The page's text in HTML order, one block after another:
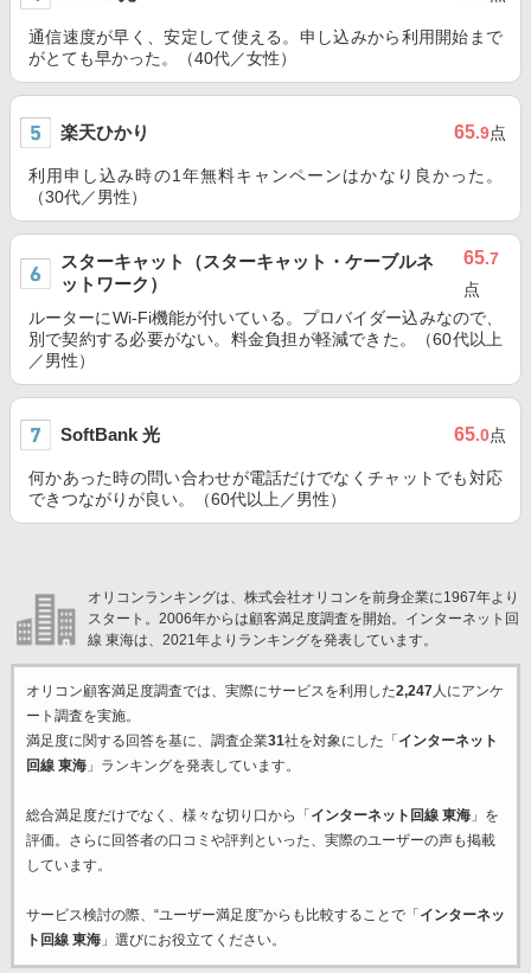
通信速度が早く、安定して使える。申し込みから利用開始まで
がとても早かった。（40代／女性）
楽天ひかり 65.9点
利用申し込み時の1年無料キャンペーンはかなり良かった。
（30代／男性）
スターキャット（スターキャット・ケーブルネ
ットワーク）
65.7
点
ルーターにWi-Fi機能が付いている。プロバイダー込みなので、
別で契約する必要がない。料金負担が軽減できた。（60代以上
／男性）
SoftBank 光 65.0点
何かあった時の問い合わせが電話だけでなくチャットでも対応
できつながりが良い。（60代以上／男性）
オリコンランキングは、株式会社オリコンを前身企業に1967年より
スタート。2006年からは顧客満足度調査を開始。インターネット回
線 東海は、2021年よりランキングを発表しています。
オリコン顧客満足度調査では、実際にサービスを利用した2,247人にアンケ
ート調査を実施。
満足度に関する回答を基に、調査企業31社を対象にした「 インターネット
回線 東海」ランキングを発表しています。
総合満足度だけでなく、様々な切り口から「 インターネット回線 東海」を
評価。さらに回答者の口コミや評判といった、実際のユーザーの声も掲載
しています。
サービス検討の際、“ユーザー満足度”からも比較することで「 インターネッ
ト回線 東海」選びにお役立てください。